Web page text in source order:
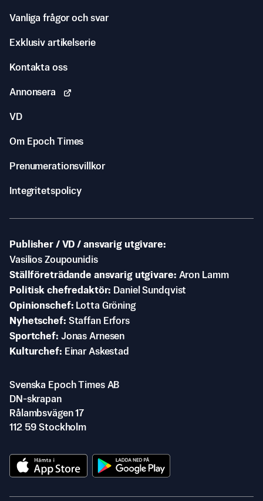
Vanliga frågor och svar
Exklusiv artikelserie
Kontakta oss
Annonsera
VD
Om Epoch Times
Prenumerationsvillkor
Integritetspolicy
Publisher / VD / ansvarig utgivare
Vasilios Zoupounidis
Ställföreträdande ansvarig utgivare Aron Lamm
Politisk chefredaktör
Daniel Sundqvist
Opinionschef
Lotta Gröning
Nyhetschef Staffan Erfors
Sportchef Jonas Arnesen
Kulturchef
Einar Askestad
Svenska Epoch Times AB
DN-skrapan
Rålambsvägen 17
112 59 Stockholm